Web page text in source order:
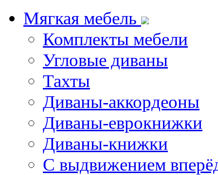
Мягкая мебель
Комплекты мебели
Угловые диваны
Тахты
Диваны-аккордеоны
Диваны-еврокнижки
Диваны-книжки
С выдвижением